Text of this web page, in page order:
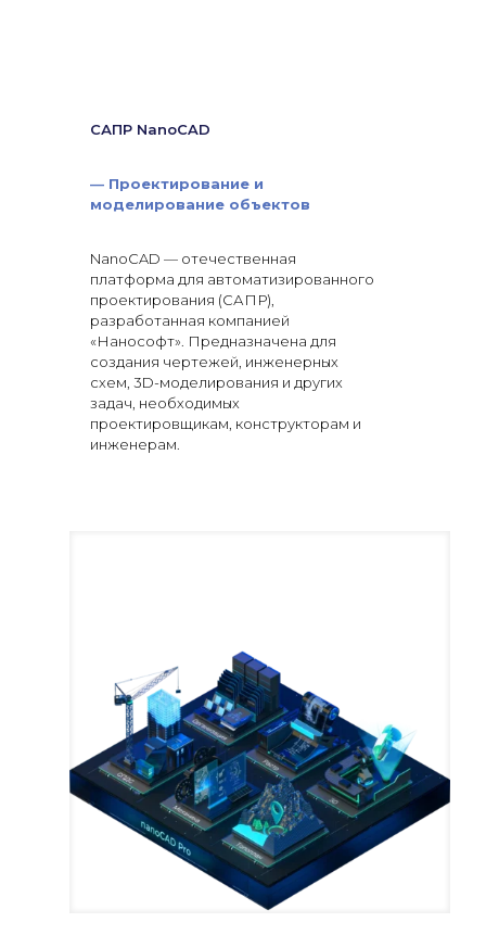
САПР NanoCAD
— Проектирование и
моделирование объектов
NanoCAD — отечественная
платформа для автоматизированного
проектирования (САПР),
разработанная компанией
«Нанософт». Предназначена для
создания чертежей, инженерных
схем, 3D-моделирования и других
задач, необходимых
проектировщикам, конструкторам и
инженерам.